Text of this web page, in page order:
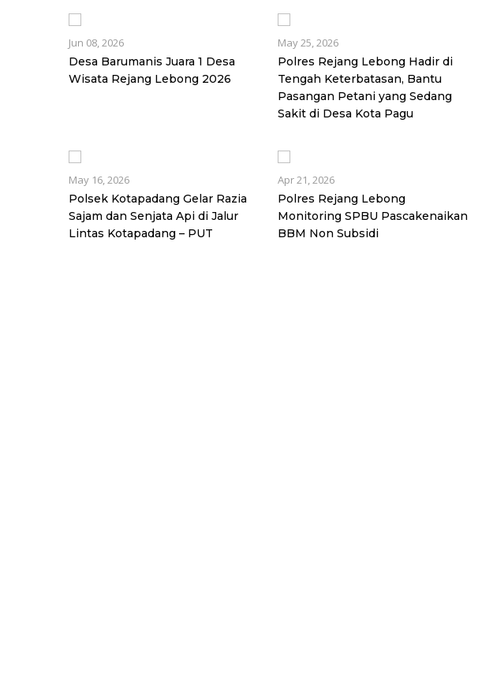
Jun 08, 2026
Desa Barumanis Juara 1 Desa
Wisata Rejang Lebong 2026
May 25, 2026
Polres Rejang Lebong Hadir di
Tengah Keterbatasan, Bantu
Pasangan Petani yang Sedang
Sakit di Desa Kota Pagu
May 16, 2026
Polsek Kotapadang Gelar Razia
Sajam dan Senjata Api di Jalur
Lintas Kotapadang – PUT
Apr 21, 2026
Polres Rejang Lebong
Monitoring SPBU Pascakenaikan
BBM Non Subsidi